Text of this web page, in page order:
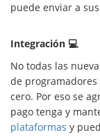
puede enviar a
Integración 💻
No todas las
de
cero. Por eso se
pago tenga y
plataformas y